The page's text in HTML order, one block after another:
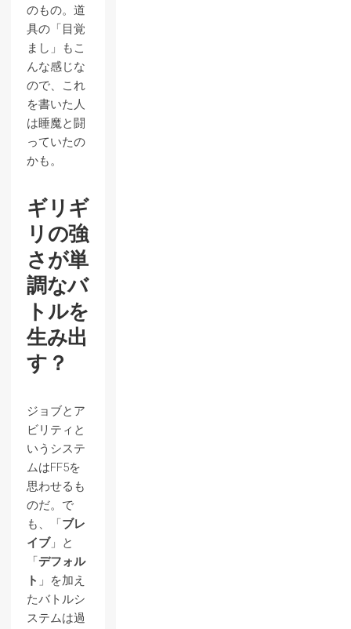
のもの。道
具の「目覚
まし」もこ
んな感じな
ので、これ
を書いた人
は睡魔と闘
っていたの
かも。
ギリギ
リの強
さが単
調なバ
トルを
生み出
す？
ジョブとア
ビリティと
いうシステ
ムはFF5を
思わせるも
のだ。で
も、「ブレ
イブ」と
「デフォル
ト 」を加え
たバトルシ
ステムは過